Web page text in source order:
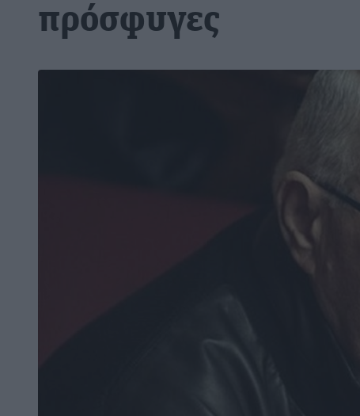
πρόσφυγες